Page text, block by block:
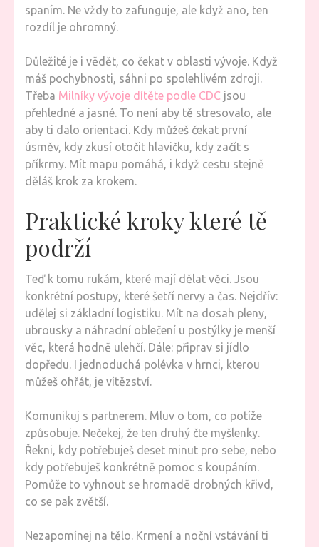
spaním. Ne vždy to zafunguje, ale když ano, ten
rozdíl je ohromný.
Důležité je i vědět, co čekat v oblasti vývoje. Když
máš pochybnosti, sáhni po spolehlivém zdroji.
Třeba Milníky vývoje dítěte podle CDC jsou
přehledné a jasné. To není aby tě stresovalo, ale
aby ti dalo orientaci. Kdy můžeš čekat první
úsměv, kdy zkusí otočit hlavičku, kdy začít s
příkrmy. Mít mapu pomáhá, i když cestu stejně
děláš krok za krokem.
Praktické kroky které tě
podrží
Teď k tomu rukám, které mají dělat věci. Jsou
konkrétní postupy, které šetří nervy a čas. Nejdřív:
udělej si základní logistiku. Mít na dosah pleny,
ubrousky a náhradní oblečení u postýlky je menší
věc, která hodně ulehčí. Dále: připrav si jídlo
dopředu. I jednoduchá polévka v hrnci, kterou
můžeš ohřát, je vítězství.
Komunikuj s partnerem. Mluv o tom, co potíže
způsobuje. Nečekej, že ten druhý čte myšlenky.
Řekni, kdy potřebuješ deset minut pro sebe, nebo
kdy potřebuješ konkrétně pomoc s koupáním.
Pomůže to vyhnout se hromadě drobných křivd,
co se pak zvětší.
Nezapomínej na tělo. Krmení a noční vstávání ti